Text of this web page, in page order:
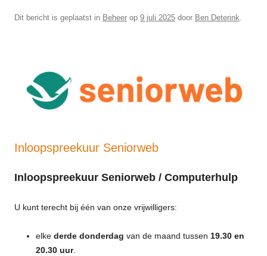
Dit bericht is geplaatst in Beheer op 9 juli 2025 door Ben Deterink
Inloopspreekuur Seniorweb
Inloopspreekuur Seniorweb / Computerhulp
U kunt terecht bij één van onze vrijwilligers:
elke derde donderdag van de maand tussen 19.30 en
20.30 uur.